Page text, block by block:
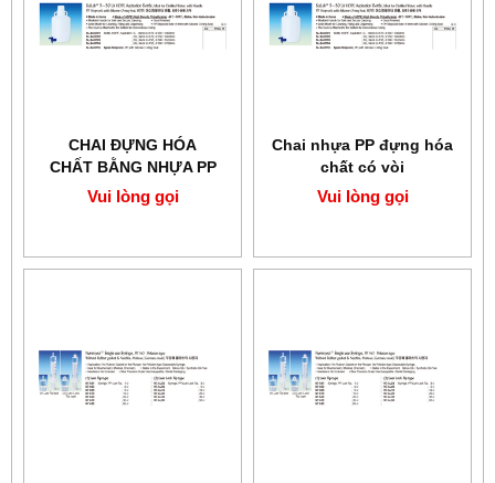
CHAI ĐỰNG HÓA
CHẤT BẰNG NHỰA PP
SCILAB
Vui lòng gọi
Chai nhựa PP đựng hóa
chất có vòi
Vui lòng gọi